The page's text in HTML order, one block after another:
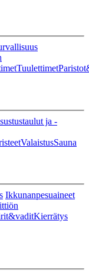
Tuulettimet
ja -
ValaistusSauna
Ikkunanpesuaineet
Kierrätys